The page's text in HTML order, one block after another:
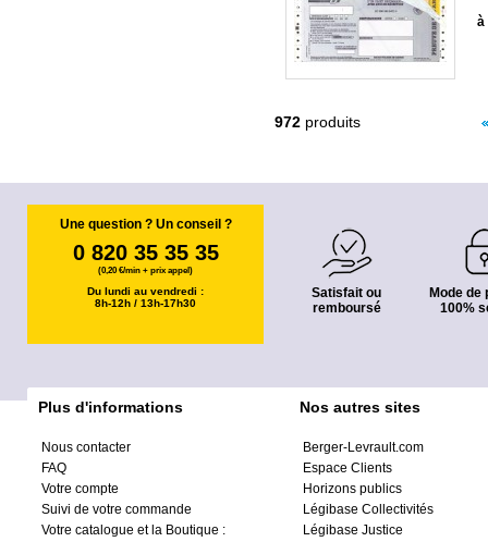
à
972 produits
Une question ? Un conseil ?
0 820 35 35 35
(0,20 €/min + prix appel)
Du lundi au vendredi :
8h-12h / 13h-17h30
Satisfait ou
remboursé
Mode de
100%
Plus d'informations
Nous contacter
FAQ
Votre compte
Suivi de votre commande
Votre catalogue et la Boutique :
Nos autres sites
Berger-Levrault.com
Espace Clients
Horizons publics
Légibase Collectivités
Légibase Justice